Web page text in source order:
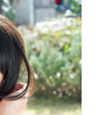
その他